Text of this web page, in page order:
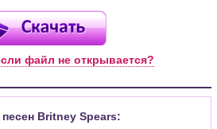
файл не открывается?
Britney Spears: